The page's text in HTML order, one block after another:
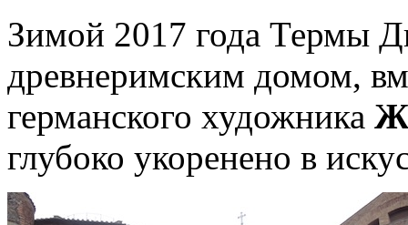
Зимой 2017 года Термы
древнеримским домом,
германского художника
глубоко укоренено в